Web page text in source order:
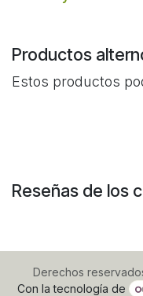
Productos
Estos productos
Reseñas de los
Derechos
Con la tecnología de